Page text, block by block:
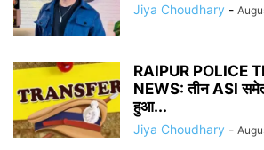
Jiya Choudhary -
RAIPUR POLICE
NEWS: तीन ASI
हुआ...
Jiya Choudhary -